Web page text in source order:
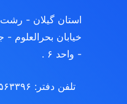
استان گیلان - رشت
- واحد ۶ .
تلفن دفتر: ۰۱۳۳۳۵۶۳۳۹۶